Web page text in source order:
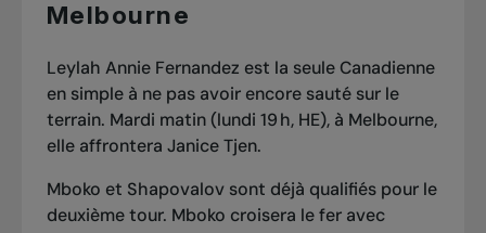
Melbourne
Leylah Annie Fernandez est la seule Canadienne
en simple à ne pas avoir encore sauté sur le
terrain. Mardi matin (lundi 19 h, HE), à Melbourne,
elle affrontera Janice Tjen.
Mboko et Shapovalov sont déjà qualifiés pour le
deuxième tour. Mboko croisera le fer avec